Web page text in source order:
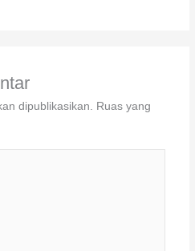
dipublikasikan.
Ruas yang